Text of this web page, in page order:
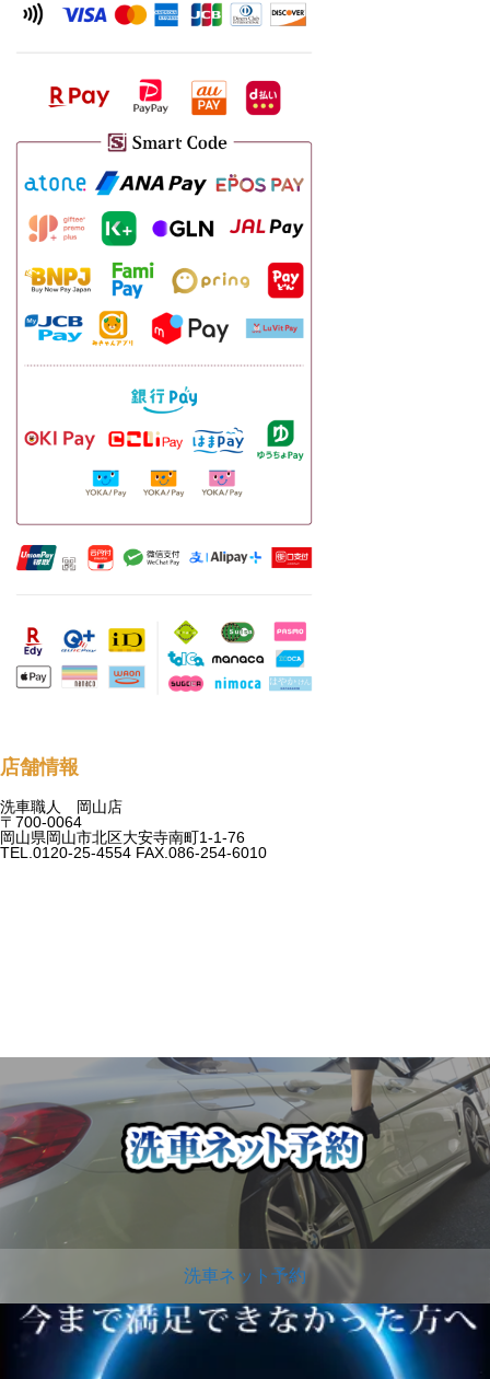
店舗情報
洗車職人 岡山店
〒700-0064
岡山県岡山市北区大安寺南町1-1-76
TEL.0120-25-4554 FAX.086-254-6010
洗車ネット予約